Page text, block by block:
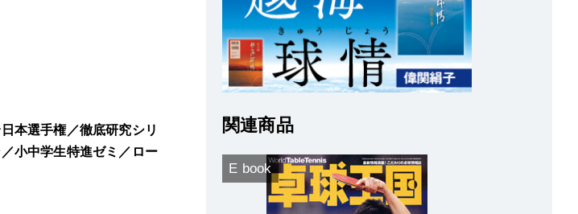
本選手権／徹底研究シリ
小中学生特進ゼミ／ロー
関連商品
E book